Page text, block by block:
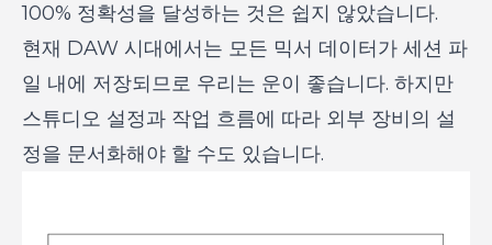
100% 정확성을 달성하는 것은 쉽지 않았습니다.
현재 DAW 시대에서는 모든 믹서 데이터가 세션 파
일 내에 저장되므로 우리는 운이 좋습니다. 하지만
스튜디오 설정과 작업 흐름에 따라 외부 장비의 설
정을 문서화해야 할 수도 있습니다.